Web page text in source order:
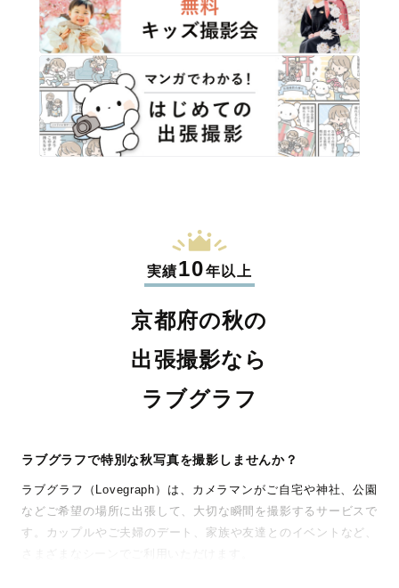
実績10年以上
京都府の秋の
出張撮影なら
ラブグラフ
ラブグラフで特別な秋写真を撮影しませんか？
ラブグラフ（Lovegraph）は、カメラマンがご自宅や神社、公園
などご希望の場所に出張して、大切な瞬間を撮影するサービスで
す。カップルやご夫婦のデート、家族や友達とのイベントなど、